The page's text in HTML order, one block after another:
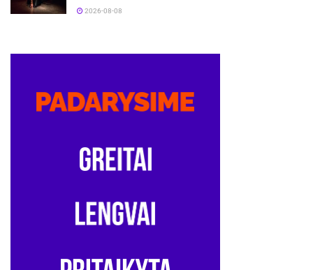
2026-08-08